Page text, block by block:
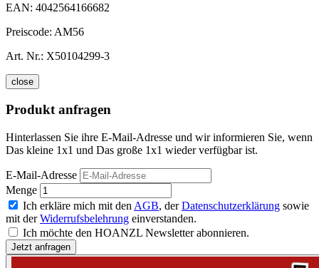
EAN: 4042564166682
Preiscode: AM56
Art. Nr.: X50104299-3
close
Produkt anfragen
Hinterlassen Sie ihre E-Mail-Adresse und wir informieren Sie, wenn
Das kleine 1x1 und Das große 1x1 wieder verfügbar ist.
E-Mail-Adresse
Menge
Ich erkläre mich mit den AGB, derDatenschutzerklärung sowie
mit derWiderrufsbelehrung einverstanden.
Ich möchte den HOANZL Newsletter abonnieren.